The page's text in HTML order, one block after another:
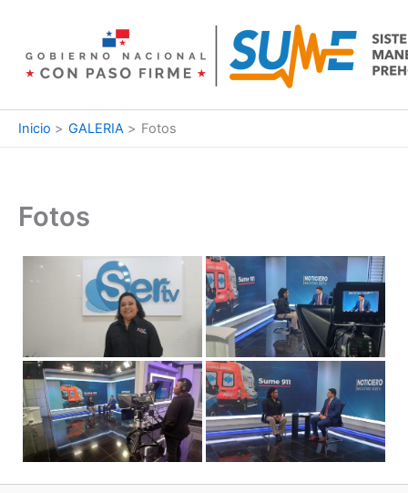
contenido
Inicio GALERIA Fotos
Fotos